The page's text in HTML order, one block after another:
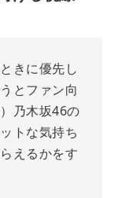
きに優先し
とファン向
乃木坂46の
トな気持ち
えるかをす